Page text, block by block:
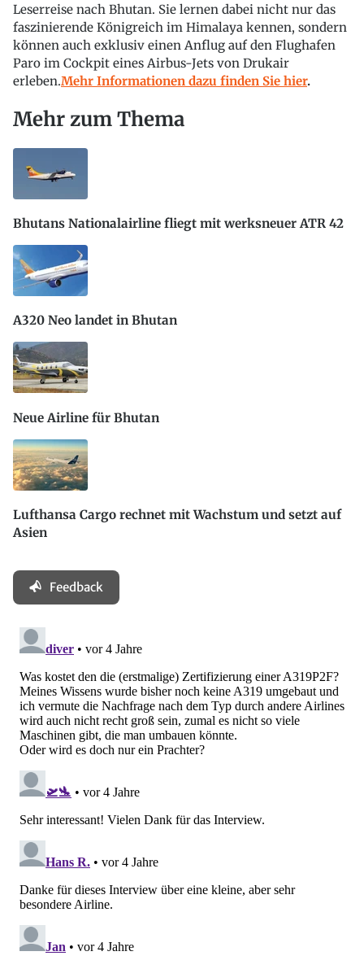
Leserreise nach Bhutan. Sie lernen dabei nicht nur das
faszinierende Königreich im Himalaya kennen, sondern
können auch exklusiv einen Anflug auf den Flughafen
Paro im Cockpit eines Airbus-Jets von Drukair
erleben.Mehr Informationen dazu finden Sie hier.
Mehr zum Thema
Bhutans Nationalairline fliegt mit werksneuer ATR 42
A320 Neo landet in Bhutan
Neue Airline für Bhutan
Lufthansa Cargo rechnet mit Wachstum und setzt auf
Asien
Feedback